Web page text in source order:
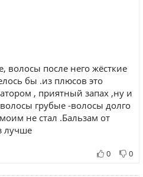
волосы после него жёсткие
бы .из плюсов это
, приятный запах ,ну и
грубые -волосы долго
не стал .Бальзам от
лучше
0 0